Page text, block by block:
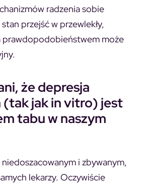
radzenia sobie
przejść w przewlekły,
prawdopodobieństwem może
że depresja
jak in vitro) jest
tabu w naszym
i zbywanym,
lekarzy. Oczywiście